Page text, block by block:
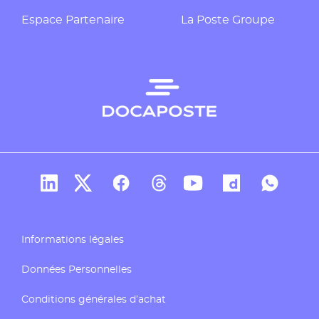
Espace Partenaire La Poste Groupe
Compte Linkedin de Docaposte
Compte X de Docaposte
Compte Facebook de Docaposte
Compte Threads de
Compte Youtube de
CompteCompte
Informations légales
Données Personnelles
Conditions générales d’achat